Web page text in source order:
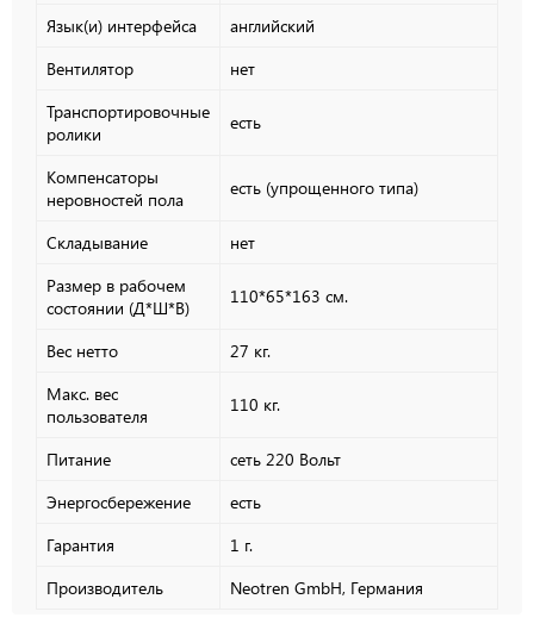
Язык(и) интерфейса
английский
Вентилятор
нет
Транспортировочные
ролики
есть
Компенсаторы
неровностей пола
есть (упрощенного типа)
Складывание
нет
Размер в рабочем
состоянии (Д*Ш*В)
110*65*163 см.
Вес нетто
27 кг.
Макс. вес
пользователя
110 кг.
Питание
сеть 220 Вольт
Энергосбережение
есть
Гарантия
1 г.
Производитель
Neotren GmbH, Германия